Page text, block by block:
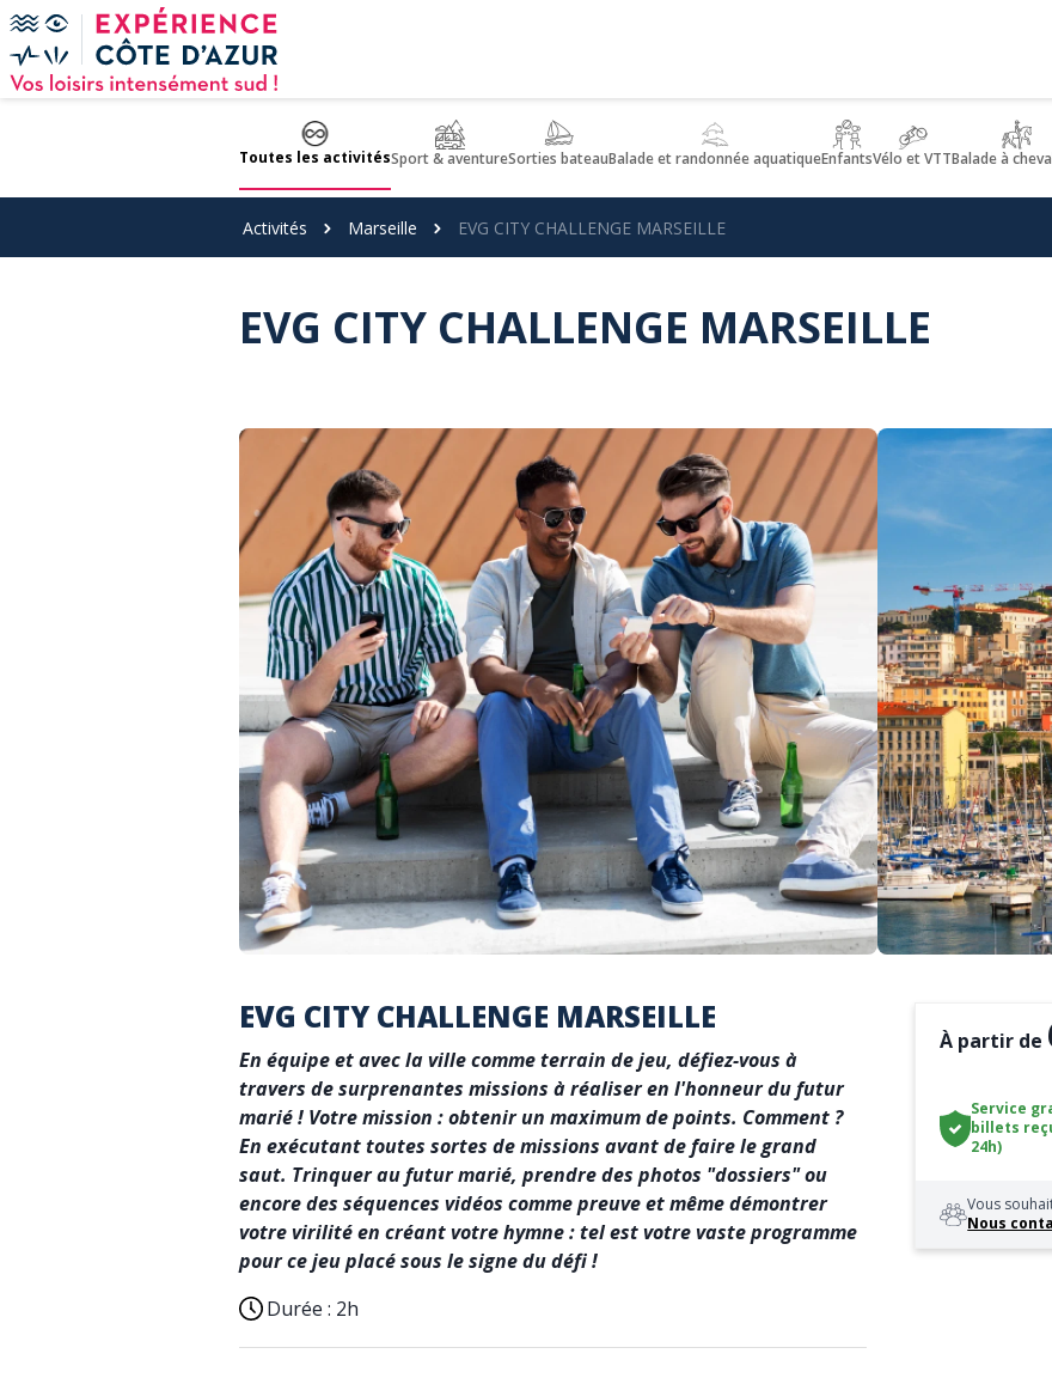
Panneau de gestion des cookies
Toutes les activitésSport & aventureSorties bateauBalade et randonnée aquatiqueEnfantsVélo et VTTBalade à
Activités Marseille EVG CITY CHALLENGE MARSEILLE
EVG CITY CHALLENGE MARSEILLE
EVG CITY CHALLENGE MARSEILLE
En équipe et avec la ville comme terrain de jeu, défiez-vous à
travers de surprenantes missions à réaliser en l'honneur du futur
marié ! Votre mission : obtenir un maximum de points. Comment ?
En exécutant toutes sortes de missions avant de faire le grand
saut. Trinquer au futur marié, prendre des photos "dossiers" ou
encore des séquences vidéos comme preuve et même démontrer
votre virilité en créant votre hymne : tel est votre vaste programme
pour ce jeu placé sous le signe du défi !
Durée : 2h
À partir de
Service
billets
24h)
Vous
Nous